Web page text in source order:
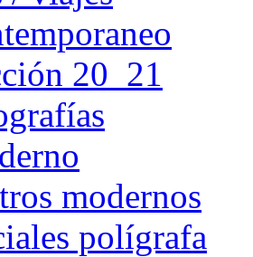
20_21
modernos
polígrafa